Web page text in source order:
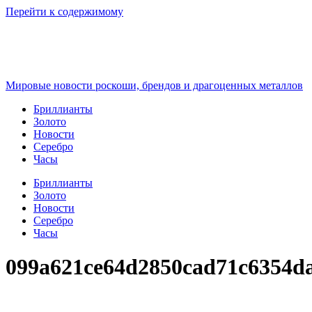
Перейти к содержимому
Мировые новости роскоши, брендов и драгоценных металлов
Бриллианты
Золото
Новости
Серебро
Часы
Бриллианты
Золото
Новости
Серебро
Часы